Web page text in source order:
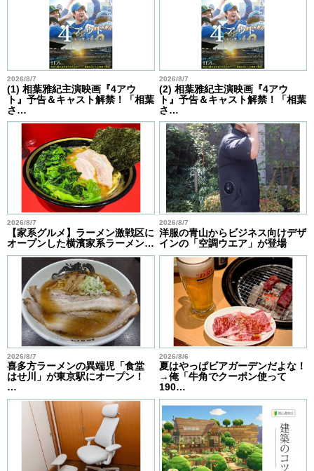
2026/8/7
(1) 相葉雅紀主演映画『4アウ
ト』予告＆キャスト解禁！「相葉
さ…
2026/8/7
(2) 相葉雅紀主演映画『4アウ
ト』予告＆キャスト解禁！「相葉
さ…
2026/8/7
【家系グルメ】ラーメン激戦区に
オープンした横濱家系ラーメン…
2026/8/7
洋服の青山からビジネス向けデザ
インの「空調ウエア」が登場
2026/8/7
喜多方ラーメンの異端児「食堂
はせ川」が東京駅にオープン！
…
2026/8/6
夏はやっぱビアガーデンだよな！
→俺「牛角でクーポン使って
190…